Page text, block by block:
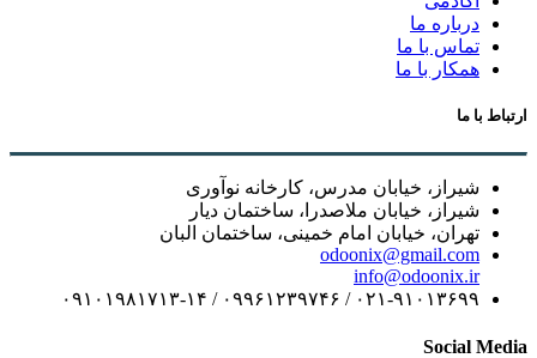
درباره ما
تماس با ما
همکار با ما
ارتباط با ما
شیراز، خیابان مدرس، کارخانه نوآوری
شیراز، خیابان ملاصدرا، ساختمان دیار
تهران، خیابان امام خمینی، ساختمان البان
odoonix@gmail.com
info@odoonix.ir
۰۲۱-۹۱۰۱۳۶۹۹ / ۰۹۹۶۱۲۳۹۷۴۶ / ۰۹۱۰۱۹۸۱۷۱۳-۱۴
Social Media